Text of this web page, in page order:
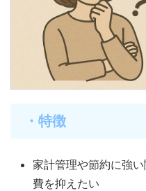
・特徴
家計管理や節約に強
費を抑えたい